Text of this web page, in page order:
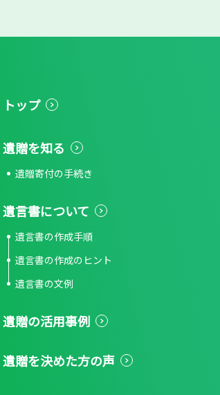
トップ
遺贈を知る
遺贈寄付の手続き
遺言書について
遺言書の作成手順
遺言書の作成のヒント
遺言書の文例
遺贈の活用事例
遺贈を決めた方の声